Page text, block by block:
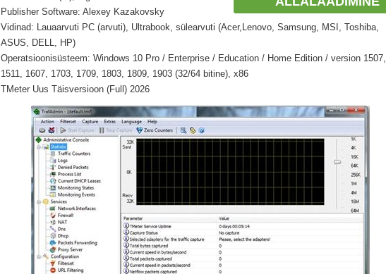
Publisher Software: Alexey Kazakovsky
Vidinad: Lauaarvuti PC (arvuti), Ultrabook, sülearvuti (Acer,Lenovo, Samsung, MSI, Toshiba,
ASUS, DELL, HP)
Operatsioonisüsteem: Windows 10 Pro / Enterprise / Education / Home Edition / version 1507,
1511, 1607, 1703, 1709, 1803, 1809, 1903 (32/64 bitine), x86
TMeter Uus Täisversioon (Full) 2026